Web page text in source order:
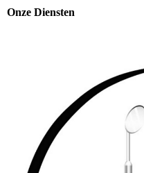
Onze Diensten